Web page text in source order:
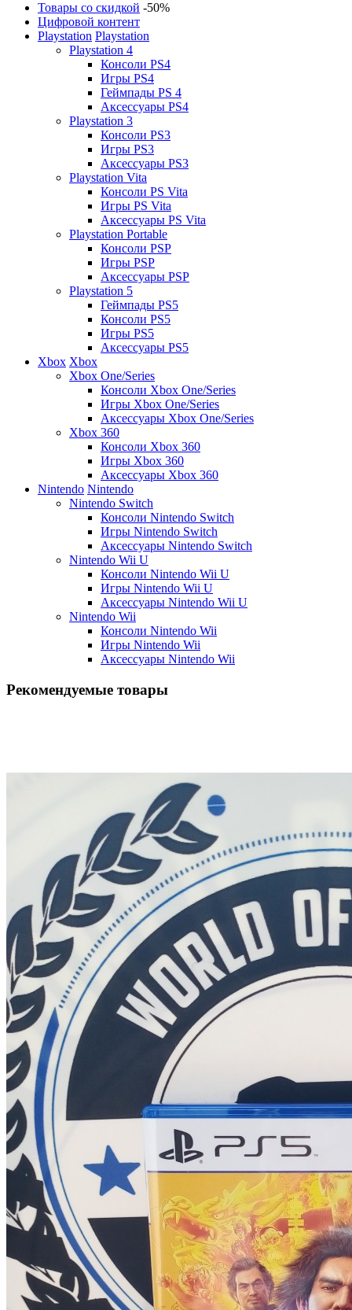
Товары со скидкой -50%
Цифровой контент
Playstation Playstation
Playstation 4
Консоли PS4
Игры PS4
Геймпады PS 4
Аксессуары PS4
Playstation 3
Консоли PS3
Игры PS3
Аксессуары PS3
Playstation Vita
Консоли PS Vita
Игры PS Vita
Аксессуары PS Vita
Playstation Portable
Консоли PSP
Игры PSP
Аксессуары PSP
Playstation 5
Геймпады PS5
Консоли PS5
Игры PS5
Аксессуары PS5
Xbox Xbox
Xbox One/Series
Консоли Xbox One/Series
Игры Xbox One/Series
Аксессуары Xbox One/Series
Xbox 360
Консоли Xbox 360
Игры Xbox 360
Аксессуары Xbox 360
Nintendo Nintendo
Nintendo Switch
Консоли Nintendo Switch
Игры Nintendo Switch
Аксессуары Nintendo Switch
Nintendo Wii U
Консоли Nintendo Wii U
Игры Nintendo Wii U
Аксессуары Nintendo Wii U
Nintendo Wii
Консоли Nintendo Wii
Игры Nintendo Wii
Аксессуары Nintendo Wii
Рекомендуемые товары